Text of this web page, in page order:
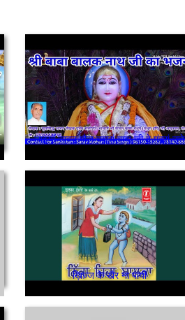
लाइयाँ सावन मौज बहारां बाबा जी दे मंदरां उत्ते
ख़िज़्ज के खैर ना पायी